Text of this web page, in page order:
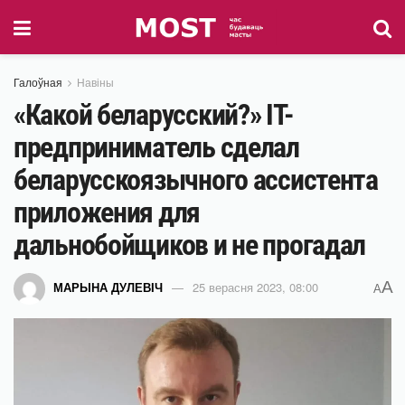
Галоўная Навіны
«Какой беларусский?» IT-
предприниматель сделал
беларусскоязычного ассистента
приложения для
дальнобойщиков и не прогадал
МАРЫНА ДУЛЕВІЧ 25 верасня 2023, 08:00 AA